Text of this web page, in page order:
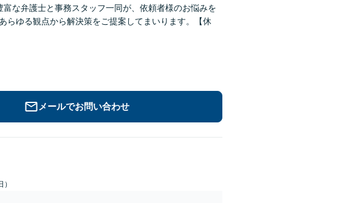
な弁護士と事務スタッフ一同が、依頼者様のお悩みを
らゆる観点から解決策をご提案してまいります。【休
メールでお問い合わせ